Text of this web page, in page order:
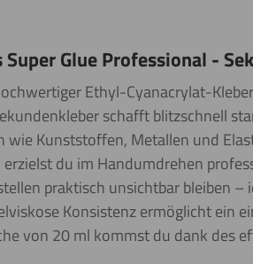
Glue Professional -
Ethyl-Cyanacrylat-
schafft blitzschnell
wie Kunststoffen, Metallen und
du im Handumdrehen
praktisch unsichtbar bleiben
Konsistenz ermöglicht ein
von 20 ml kommst du dank des